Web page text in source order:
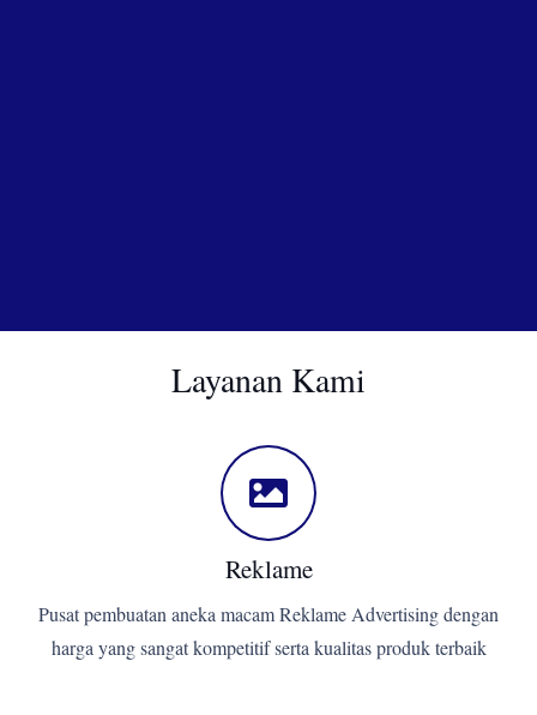
Layanan Kami
Reklame
Pusat pembuatan aneka macam Reklame Advertising dengan
harga yang sangat kompetitif serta kualitas produk terbaik